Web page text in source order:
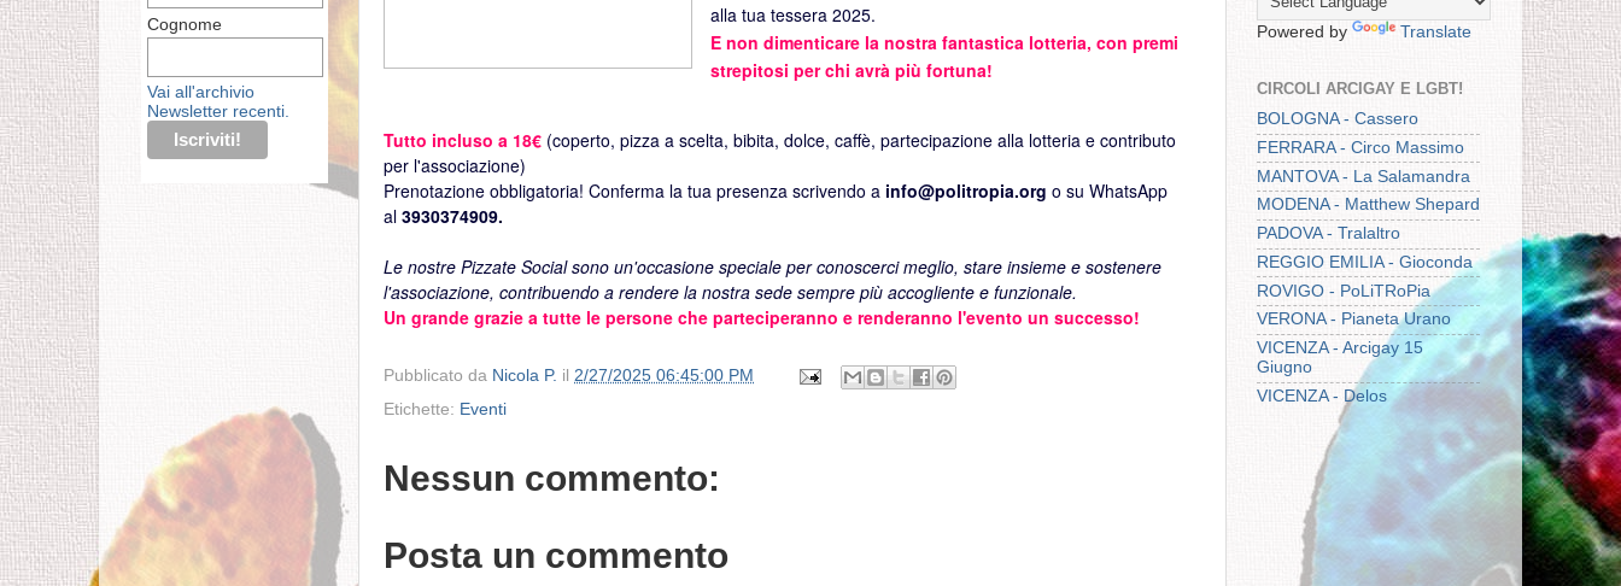
alla tua tessera 2025.
E non dimenticare la nostra fantastica lotteria, con premi
strepitosi per chi avrà più fortuna!
Tutto incluso a 18€ (coperto, pizza a scelta, bibita, dolce, caffè, partecipazione alla lotteria e contributo
per l'associazione)
Prenotazione obbligatoria! Conferma la tua presenza scrivendo a info@politropia.org o su WhatsApp
al 3930374909.
Le nostre Pizzate Social sono un'occasione speciale per conoscerci meglio, stare insieme e sostenere
l'associazione, contribuendo a rendere la nostra sede sempre più accogliente e funzionale.
Un grande grazie a tutte le persone che parteciperanno e renderanno l'evento un successo!
Pubblicato da Nicola P. il 2/27/2025 06:45:00 PM
Etichette: Eventi
Nessun commento:
Posta un commento
Cognome
Vai all'archivio
Newsletter recenti.
Powered by Translate
CIRCOLI ARCIGAY E LGBT!
BOLOGNA - Cassero
FERRARA - Circo Massimo
MANTOVA - La Salamandra
MODENA - Matthew Shepard
PADOVA - Tralaltro
REGGIO EMILIA - Gioconda
ROVIGO - PoLiTRoPia
VERONA - Pianeta Urano
VICENZA - Arcigay 15
Giugno
VICENZA - Delos